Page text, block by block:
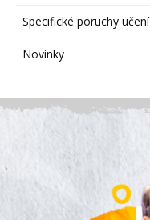
Specifické poruchy učení
Novinky